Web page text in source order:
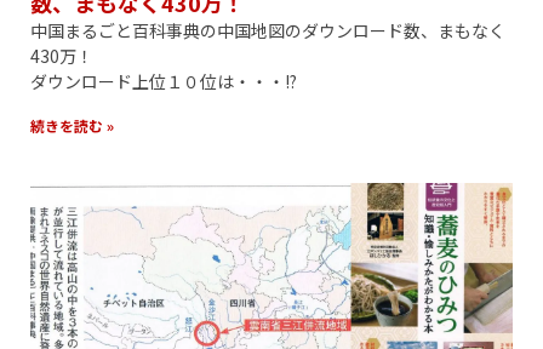
中国まるごと百科事典の中国地図のダウンロード数、まもなく
430万！
ダウンロード上位１０位は・・・!?
続きを読む »